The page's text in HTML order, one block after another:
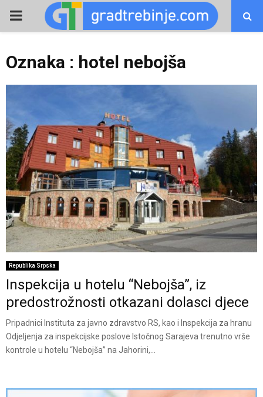
PRIMARY
Oznaka : hotel nebojša
Republika Srpska
Inspekcija u hotelu “Nebojša”, iz
predostrožnosti otkazani dolasci djece
Pripadnici Instituta za javno zdravstvo RS, kao i Inspekcija za hranu
Odjeljenja za inspekcijske poslove Istočnog Sarajeva trenutno vrše
kontrole u hotelu “Nebojša” na Jahorini,...